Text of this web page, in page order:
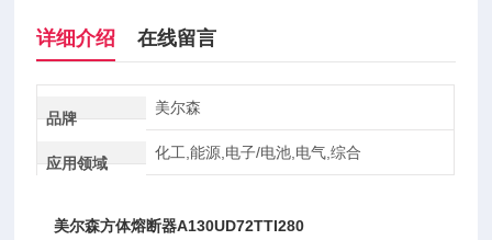
详细介绍 在线留言
品牌
美尔森
应用领域
化工,能源,电子/电池,电气,综合
美尔森方体熔断器A130UD72TTI280